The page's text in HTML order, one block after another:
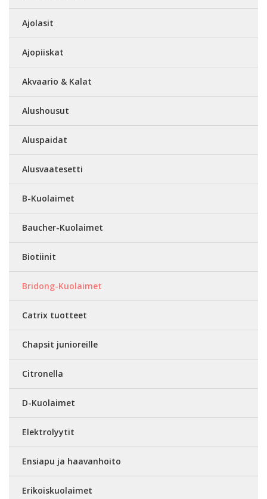
Ajolasit
Ajopiiskat
Akvaario & Kalat
Alushousut
Aluspaidat
Alusvaatesetti
B-Kuolaimet
Baucher-Kuolaimet
Biotiinit
Bridong-Kuolaimet
Catrix tuotteet
Chapsit junioreille
Citronella
D-Kuolaimet
Elektrolyytit
Ensiapu ja haavanhoito
Erikoiskuolaimet